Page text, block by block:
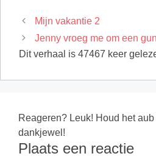
Mijn vakantie 2
Jenny vroeg me om een
Dit verhaal is 47467 keer
Reageren? Leuk! Houd het
dankjewel!
Plaats een reactie